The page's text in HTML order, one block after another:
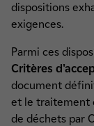
dispositions
exigences.
Parmi ces
Critères
document
et le traitement
de déchets par